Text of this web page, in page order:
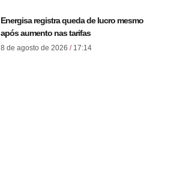
Energisa registra queda de lucro mesmo
após aumento nas tarifas
8 de agosto de 2026 17:14